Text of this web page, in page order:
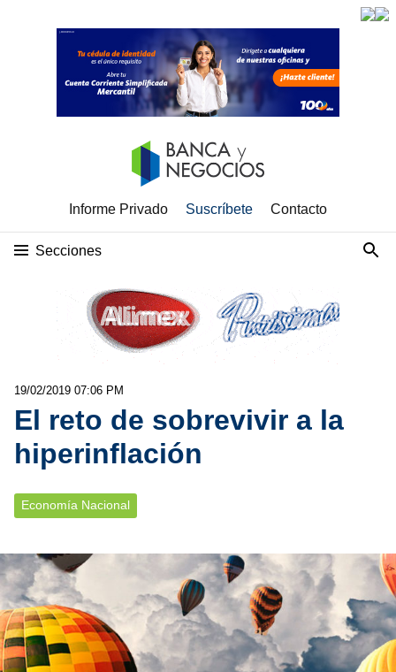
Informe Privado Suscríbete Contacto
Secciones
19/02/2019 07:06 PM
El reto de sobrevivir a la
hiperinflación
Economía Nacional